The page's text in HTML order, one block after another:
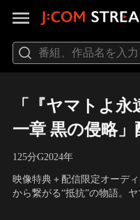
「『ヤマトよ
一章 黒の侵略」
125分G2024年
映像特典＋配信限定オーデ
から繋がる“抵抗”の物語。